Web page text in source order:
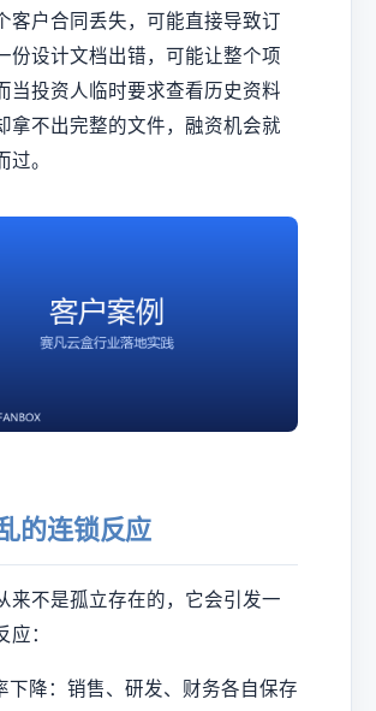
客户合同丢失，可能直接导致订
份设计文档出错，可能让整个项
当投资人临时要求查看历史资料
拿不出完整的文件，融资机会就
。
的连锁反应
来不是孤立存在的，它会引发一
：
下降：销售、研发、财务各自保存